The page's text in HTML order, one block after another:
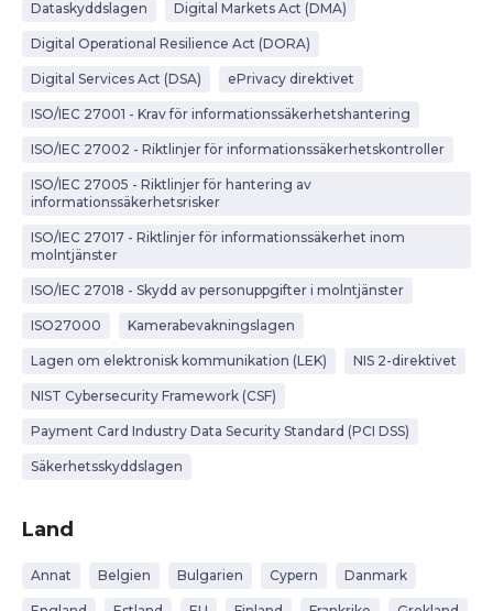
Dataskyddslagen Digital Markets Act (DMA)
Digital Operational Resilience Act (DORA)
Digital Services Act (DSA) ePrivacy direktivet
ISO/IEC 27001 - Krav för informationssäkerhetshantering
ISO/IEC 27002 - Riktlinjer för informationssäkerhetskontroller
ISO/IEC 27005 - Riktlinjer för hantering av
informationssäkerhetsrisker
ISO/IEC 27017 - Riktlinjer för informationssäkerhet inom
molntjänster
ISO/IEC 27018 - Skydd av personuppgifter i molntjänster
ISO27000 Kamerabevakningslagen
Lagen om elektronisk kommunikation (LEK) NIS 2-direktivet
NIST Cybersecurity Framework (CSF)
Payment Card Industry Data Security Standard (PCI DSS)
Säkerhetsskyddslagen
Land
Annat Belgien Bulgarien Cypern Danmark